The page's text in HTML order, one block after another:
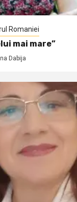
Romaniei
mai mare”
Dabija